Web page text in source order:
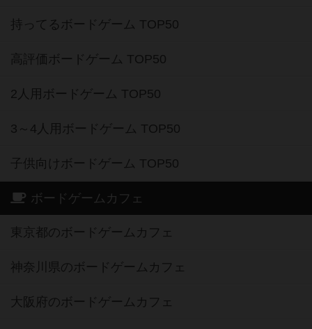
持ってるボードゲーム TOP50
高評価ボードゲーム TOP50
2人用ボードゲーム TOP50
3～4人用ボードゲーム TOP50
子供向けボードゲーム TOP50
ボードゲームカフェ
東京都のボードゲームカフェ
神奈川県のボードゲームカフェ
大阪府のボードゲームカフェ